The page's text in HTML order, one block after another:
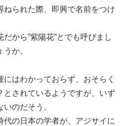
ねられた際、即興で名前をつけ
だから”紫陽花”とでも呼びまし
か。
はわかっておらず、おそらく
とされているようですが、いず
のだそう。
代の日本の学者が、アジサイに